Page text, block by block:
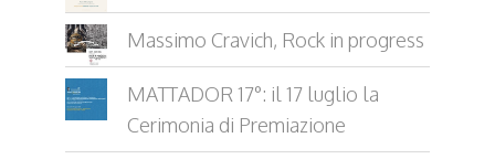
Massimo Cravich, Rock in progress
MATTADOR 17°: il 17 luglio la
Cerimonia di Premiazione